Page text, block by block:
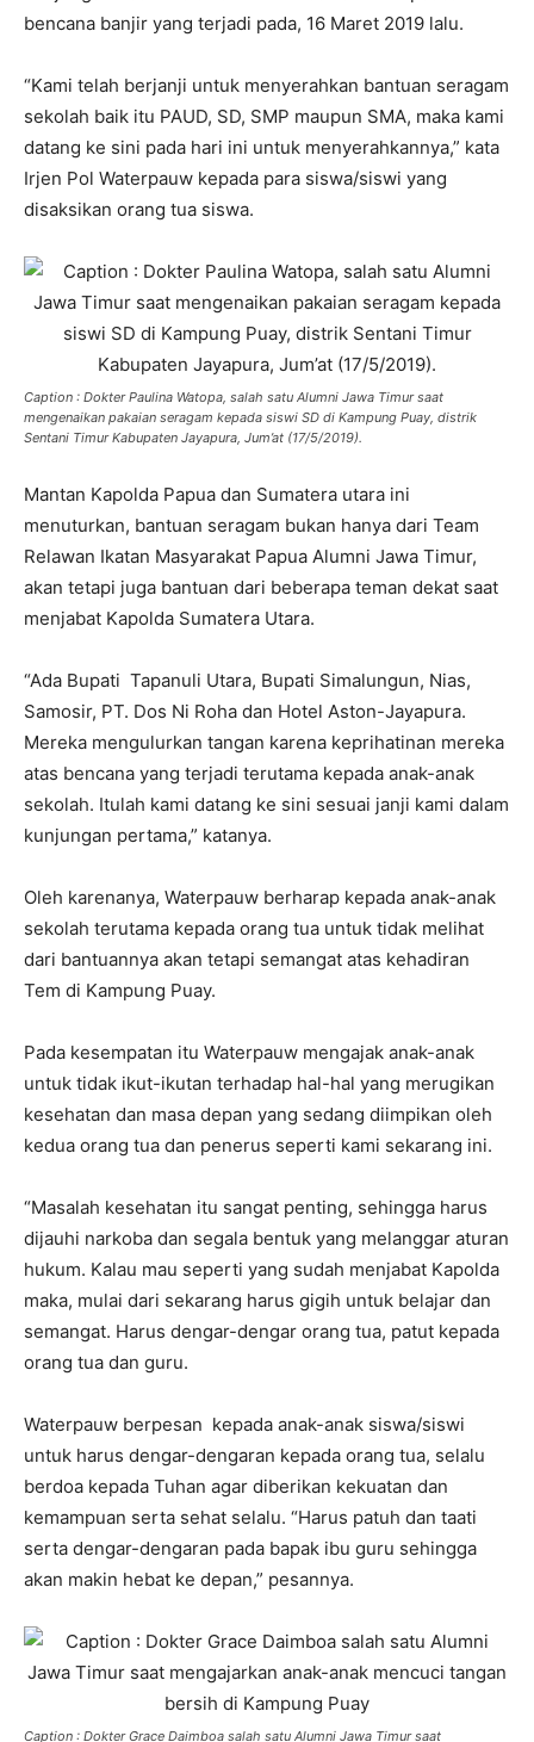
bencana banjir yang terjadi pada, 16 Maret 2019 lalu.
“Kami telah berjanji untuk menyerahkan bantuan seragam
sekolah baik itu PAUD, SD, SMP maupun SMA, maka kami
datang ke sini pada hari ini untuk menyerahkannya,” kata
Irjen Pol Waterpauw kepada para siswa/siswi yang
disaksikan orang tua siswa.
Caption : Dokter Paulina Watopa, salah satu Alumni Jawa Timur saat
mengenaikan pakaian seragam kepada siswi SD di Kampung Puay, distrik
Sentani Timur Kabupaten Jayapura, Jum’at (17/5/2019).
Mantan Kapolda Papua dan Sumatera utara ini
menuturkan, bantuan seragam bukan hanya dari Team
Relawan Ikatan Masyarakat Papua Alumni Jawa Timur,
akan tetapi juga bantuan dari beberapa teman dekat saat
menjabat Kapolda Sumatera Utara.
“Ada Bupati Tapanuli Utara, Bupati Simalungun, Nias,
Samosir, PT. Dos Ni Roha dan Hotel Aston-Jayapura.
Mereka mengulurkan tangan karena keprihatinan mereka
atas bencana yang terjadi terutama kepada anak-anak
sekolah. Itulah kami datang ke sini sesuai janji kami dalam
kunjungan pertama,” katanya.
Oleh karenanya, Waterpauw berharap kepada anak-anak
sekolah terutama kepada orang tua untuk tidak melihat
dari bantuannya akan tetapi semangat atas kehadiran
Tem di Kampung Puay.
Pada kesempatan itu Waterpauw mengajak anak-anak
untuk tidak ikut-ikutan terhadap hal-hal yang merugikan
kesehatan dan masa depan yang sedang diimpikan oleh
kedua orang tua dan penerus seperti kami sekarang ini.
“Masalah kesehatan itu sangat penting, sehingga harus
dijauhi narkoba dan segala bentuk yang melanggar aturan
hukum. Kalau mau seperti yang sudah menjabat Kapolda
maka, mulai dari sekarang harus gigih untuk belajar dan
semangat. Harus dengar-dengar orang tua, patut kepada
orang tua dan guru.
Waterpauw berpesan kepada anak-anak siswa/siswi
untuk harus dengar-dengaran kepada orang tua, selalu
berdoa kepada Tuhan agar diberikan kekuatan dan
kemampuan serta sehat selalu. “Harus patuh dan taati
serta dengar-dengaran pada bapak ibu guru sehingga
akan makin hebat ke depan,” pesannya.
Caption : Dokter Grace Daimboa salah satu Alumni Jawa Timur saat